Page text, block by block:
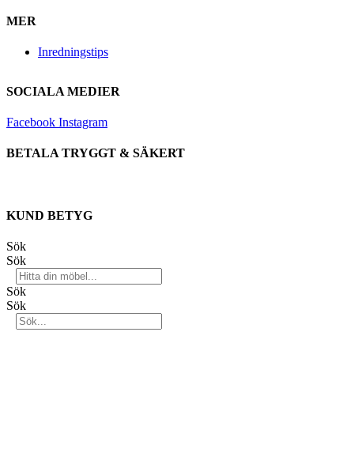
MER
Inredningstips
SOCIALA MEDIER
Facebook Instagram
BETALA TRYGGT & SÄKERT
KUND BETYG
Sök
Sök
Sök
Sök